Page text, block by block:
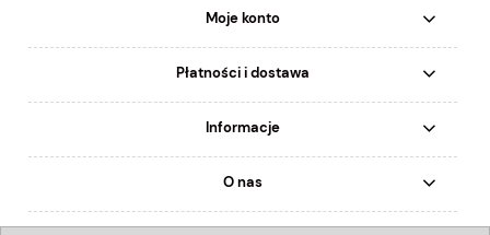
Moje konto
Płatności i dostawa
Informacje
O nas